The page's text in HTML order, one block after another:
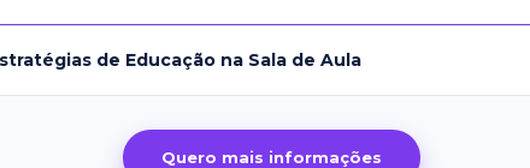
de Educação na Sala de Aula
Quero mais informações